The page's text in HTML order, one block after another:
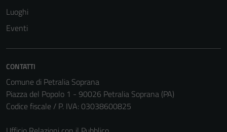
Luoghi
Eventi
CONTATTI
Comune di Petralia Soprana
Piazza del Popolo 1 - 90026 Petralia Soprana (PA)
Codice fiscale / P. IVA: 03038600825
Questi cookie
non raccolgono